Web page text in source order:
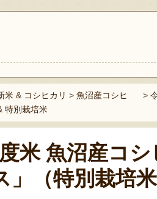
米 & コシヒカリ > 魚沼産コシヒ
特別栽培米
>
米 魚沼産コシ
（特別栽培米